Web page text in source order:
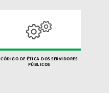
CÓDIGO DE ÉTICA DOS SERVIDORES
PÚBLICOS